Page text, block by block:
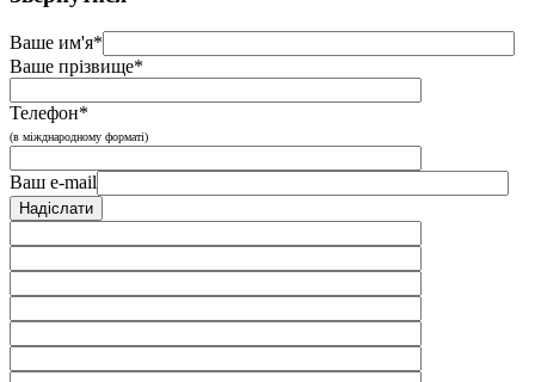
Ваше им'я*
Ваше прізвище*
Телефон*
(в міжднародному форматі)
Ваш e-mail